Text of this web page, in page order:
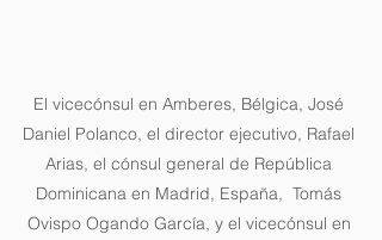
El vicecónsul en Amberes, Bélgica, José
Daniel Polanco, el director ejecutivo, Rafael
Arias, el cónsul general de República
Dominicana en Madrid, España,  Tomás
Ovispo Ogando García, y el vicecónsul en